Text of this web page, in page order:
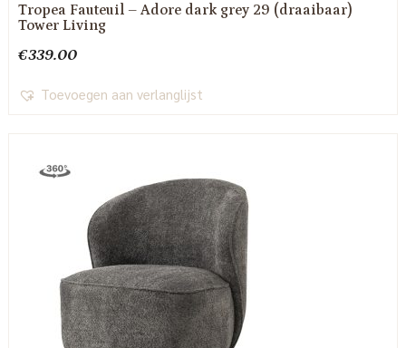
Tropea Fauteuil – Adore dark grey 29 (draaibaar)
Tower Living
€339.00
Toevoegen aan verlanglijst